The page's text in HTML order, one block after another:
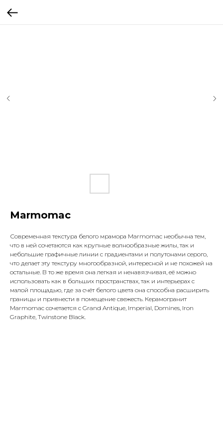
Marmomac
Современная текстура белого мрамора Marmomac необычна тем,
что в ней сочетаются как крупные волнообразные жилы, так и
небольшие графичные линии с градиентами и полутонами серого,
что делает эту текстуру многообразной, интересной и не похожей на
остальные. В то же время она легкая и ненавязчивая, её можно
использовать как в больших пространствах, так и интерьерах с
малой площадью, где за счёт белого цвета она способна расширить
границы и привнести в помещение свежесть. Керамогранит
Marmomac сочетается с Grand Antique, Imperial, Domines, Iron
Graphite, Twinstone Black.